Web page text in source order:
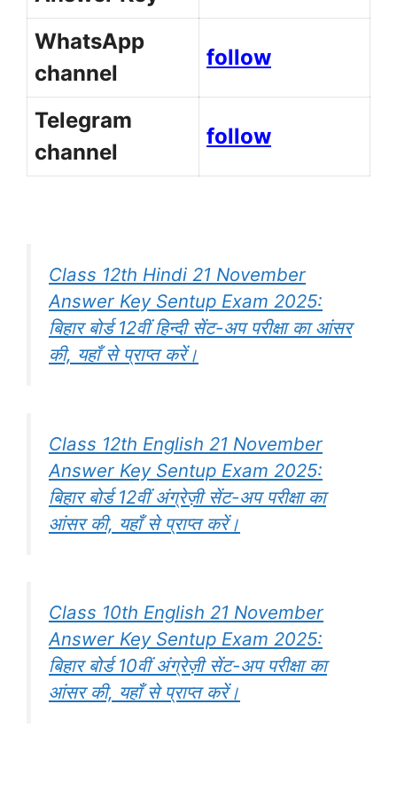
WhatsApp
channel
follow
Telegram
channel
follow
Class 12th Hindi 21 November
Answer Key Sentup Exam 2025:
बिहार बोर्ड 12वीं हिन्दी सेंट-अप परीक्षा का आंसर
की, यहाँ से प्राप्त करें।
Class 12th English 21 November
Answer Key Sentup Exam 2025:
बिहार बोर्ड 12वीं अंग्रेज़ी सेंट-अप परीक्षा का
आंसर की, यहाँ से प्राप्त करें।
Class 10th English 21 November
Answer Key Sentup Exam 2025:
बिहार बोर्ड 10वीं अंग्रेज़ी सेंट-अप परीक्षा का
आंसर की, यहाँ से प्राप्त करें।